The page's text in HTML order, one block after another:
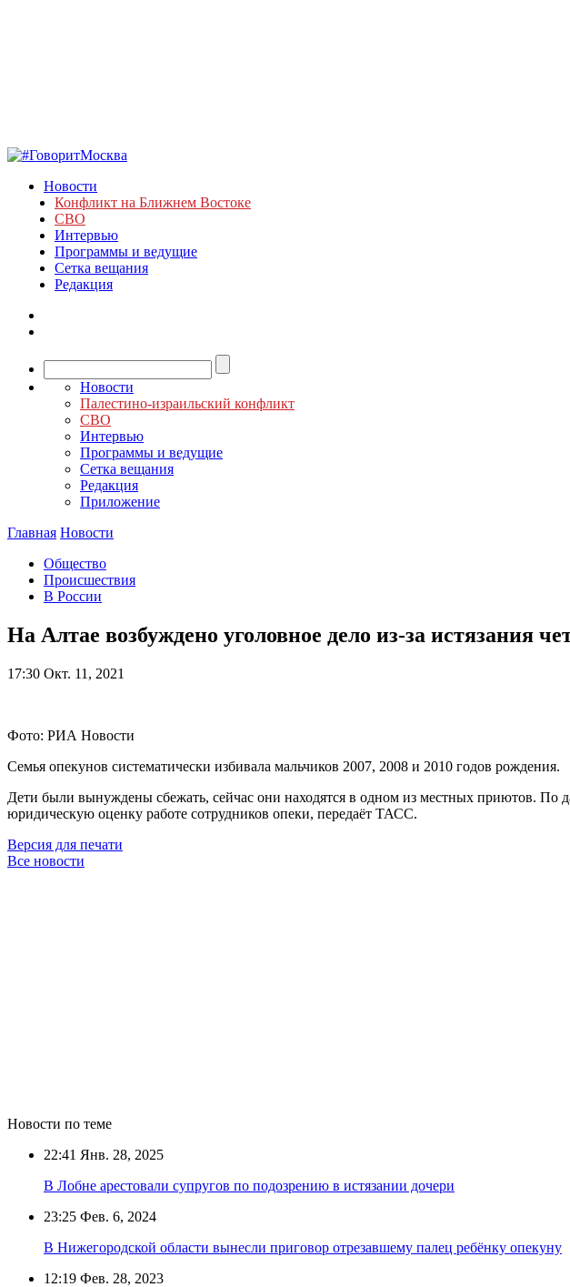
Новости
Конфликт на Ближнем Востоке
СВО
Интервью
Программы и ведущие
Сетка вещания
Редакция
Новости
Палестино-израильский конфликт
СВО
Интервью
Программы и ведущие
Сетка вещания
Редакция
Приложение
Главная Новости
Общество
Происшествия
В России
На Алтае возбуждено уголовное дело из-за истязания
17:30 Окт. 11, 2021
Фото: РИА Новости
Семья опекунов систематически избивала мальчиков 2007, 2008 и 2010 годов рождения.
Дети были вынуждены сбежать, сейчас они находятся в одном из местных приютов. По
юридическую оценку работе сотрудников опеки, передаёт ТАСС.
Версия для печати
Все новости
Новости по теме
22:41 Янв. 28, 2025
В Лобне арестовали супругов по подозрению в истязании дочери
23:25 Фев. 6, 2024
В Нижегородской области вынесли приговор отрезавшему палец ребёнку опекуну
12:19 Фев. 28, 2023